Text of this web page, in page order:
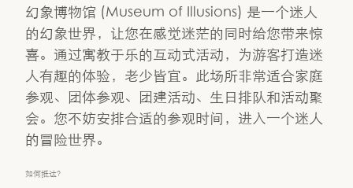
幻象博物馆 (Museum of Illusions) 是一个迷人
的幻象世界，让您在感觉迷茫的同时给您带来惊
喜。通过寓教于乐的互动式活动，为游客打造迷
人有趣的体验，老少皆宜。此场所非常适合家庭
参观、团体参观、团建活动、生日排队和活动聚
会。您不妨安排合适的参观时间，进入一个迷人
的冒险世界。
如何抵达？